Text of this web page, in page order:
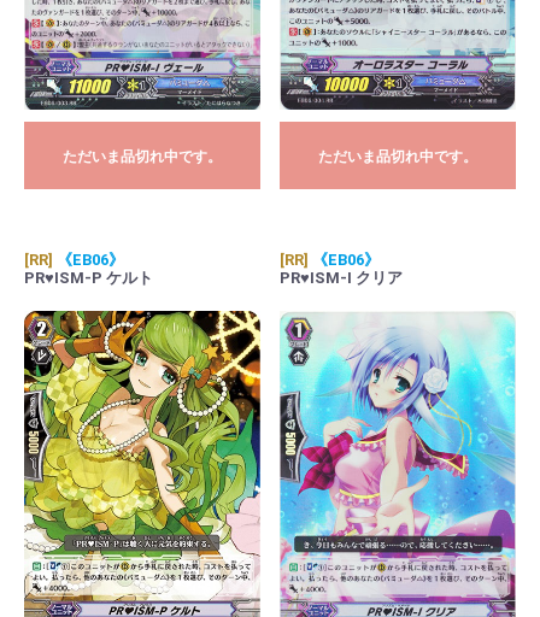
ただいま品切れ中です。 ただいま品切れ中です。
[RR]
《EB06》
PR♥ISM-P ケルト
[RR]
《EB06》
PR♥ISM-I クリア